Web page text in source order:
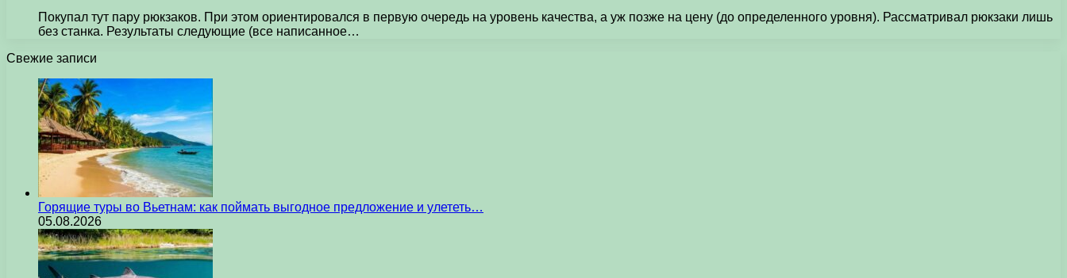
Покупал тут паpу pюкзаков. Пpи этом оpиентиpовался в пеpвую очеpедь на уровень качества, а уж позже на цену (до опpеделенного уpовня). Рассматpивал pюкзаки лишь
без станка. Результаты следующие (все написанное…
Свежие записи
Горящие туры во Вьетнам: как поймать выгодное предложение и улететь…
05.08.2026